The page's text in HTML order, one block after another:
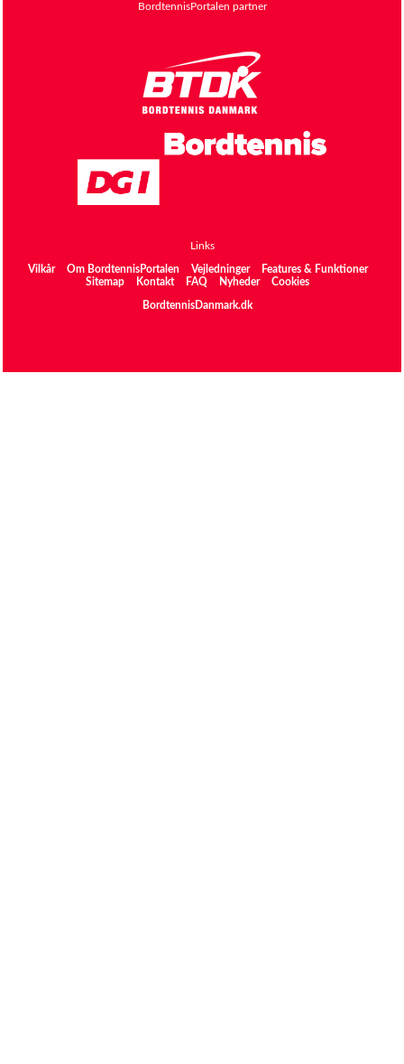
BordtennisPortalen partner
Links
Vilkår Om BordtennisPortalen Vejledninger
Features & Funktioner
Sitemap
Kontakt FAQ Nyheder Cookies
BordtennisDanmark.dk